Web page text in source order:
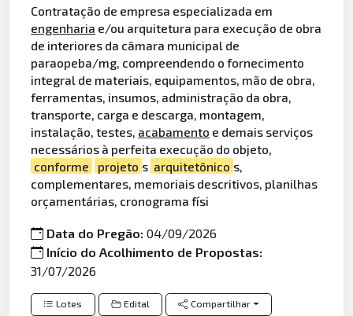
Contratação de empresa especializada em
engenharia e/ou arquitetura para execução de obra
de interiores da câmara municipal de
paraopeba/mg, compreendendo o fornecimento
integral de materiais, equipamentos, mão de obra,
ferramentas, insumos, administração da obra,
transporte, carga e descarga, montagem,
instalação, testes, acabamento e demais serviços
necessários à perfeita execução do objeto,
conforme
projeto s arquitetônico s,
complementares, memoriais descritivos, planilhas
orçamentárias, cronograma físi
Data do Pregão:04/09/2026
Início do Acolhimento de Propostas:
31/07/2026
Lotes Edital Compartilhar